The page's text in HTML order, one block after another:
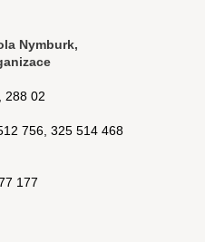
Nymburk,
288 02
756, 325 514 468
177